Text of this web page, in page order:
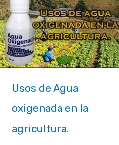
Usos de Agua
oxigenada en la
agricultura.